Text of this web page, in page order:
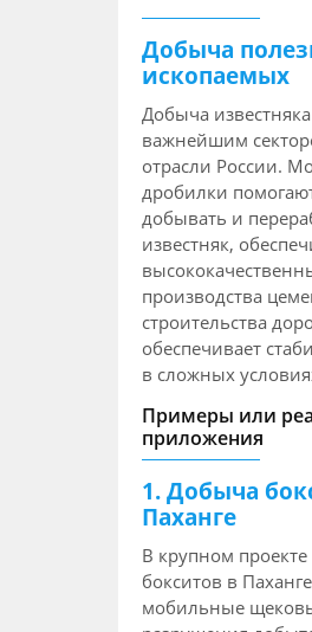
Добыча
ископаемых
Добыча известняка
важнейшим
отрасли России.
дробилки
добывать и
известняк,
производства
строительства
обеспечивает
в сложных
Примеры или
приложения
1. Добыча
Паханге
В крупном
бокситов в
мобильные